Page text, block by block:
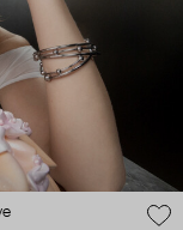
коллекцию
не через